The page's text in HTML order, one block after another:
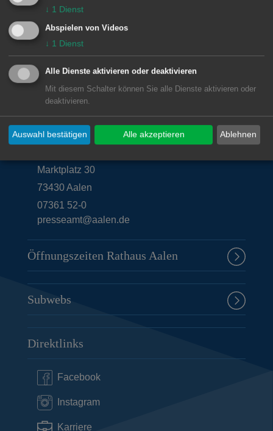
Unsere Anschrift
Marktplatz 30
73430Aalen
07361 52-0
presseamt@aalen.de
Öffnungszeiten Rathaus Aalen
Subwebs
Direktlinks
Facebook
Instagram
Karriere
↓ 1 Dienst
Abspielen von Videos
↓ 1 Dienst
Alle Dienste aktivieren oder deaktivieren
Mit diesem Schalter können Sie alle Dienste aktivieren oder
deaktivieren.
Ablehnen
Auswahl bestätigen Alle akzeptieren